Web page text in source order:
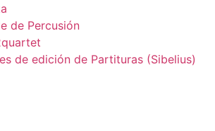
de Percusión
de edición de Partituras (Sibelius)